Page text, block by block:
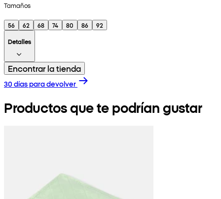
Tamaños
56 62 68 74 80 86
92
Detalles
Encontrar la tienda
30 días para devolver
Productos que te podrían gustar